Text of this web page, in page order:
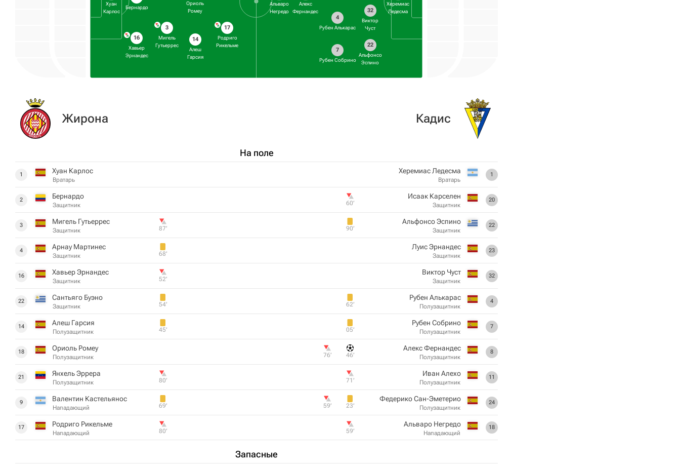
Хуан
Карлос
Бернардо
16
Хавьер
Эрнандес
3
Мигель
Гутьеррес
Ориоль
Ромеу
14
Алеш
Гарсия
17
Родриго
Рикельме
Херемиас
Ледесма
32
Виктор
Чуст
22
Альфонсо
Эспино
4
Рубен Алькарас
7
Рубен Собрино
Алекс
Фернандес
Альваро
Негредо
Жирона
На поле
1 Хуан Карлос
Вратарь
2 Бернардо
Защитник
3 Мигель Гутьеррес
Защитник 87‎’‎
4 Арнау Мартинес
Защитник 68‎’‎
16 Хавьер Эрнандес
Защитник 52‎’‎
22 Сантьяго Буэно
Защитник 54‎’‎
14 Алеш Гарсия
Полузащитник 45‎’‎
18 Ориоль Ромеу
Полузащитник
21 Янхель Эррера
Полузащитник 80‎’‎
9 Валентин Кастельянос
Нападающий 69‎’‎
17 Родриго Рикельме
Нападающий 80‎’‎
Запасные
Кадис
1
Херемиас Ледесма
Вратарь
20
Исаак Карселен
Защитник
60‎’‎
22
Альфонсо Эспино
Защитник
90‎’‎
23
Луис Эрнандес
Защитник
32
Виктор Чуст
Защитник
4
Рубен Алькарас
Полузащитник
62‎’‎
7
Рубен Собрино
Полузащитник
05‎’‎
8
Алекс Фернандес
Полузащитник
46‎’‎
76‎’‎
11
Иван Алехо
Полузащитник
71‎’‎
24
Федерико Сан-Эметерио
Полузащитник
23‎’‎
59‎’‎
18
Альваро Негредо
Нападающий
59‎’‎